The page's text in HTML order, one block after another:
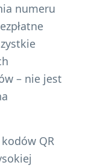
numeru
– nie jest
QR